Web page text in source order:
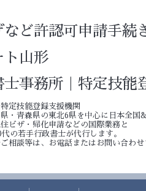
ど許認可申請手続
ト山形
事務所｜特定技能
定技能登録支援機関
・青森県の東北6県を中心に日本全国
ビザ・帰化申請などの国際業務と
の若手行政書士が代行します。
相談等は、お電話またはお問い合わせ